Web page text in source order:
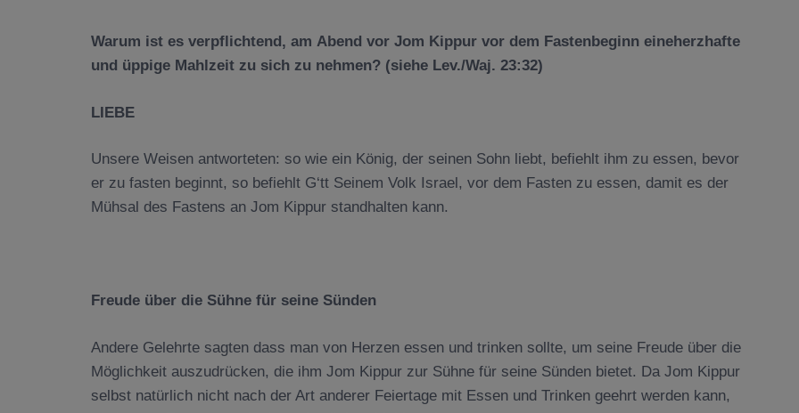
Warum ist es verpflichtend, am Abend vor Jom Kippur vor dem Fastenbeginn eineherzhafte
und üppige Mahlzeit zu sich zu nehmen? (siehe Lev./Waj. 23:32)
LIEBE
Unsere Weisen antworteten: so wie ein König, der seinen Sohn liebt, befiehlt ihm zu essen, bevor
er zu fasten beginnt, so befiehlt G‘tt Seinem Volk Israel, vor dem Fasten zu essen, damit es der
Mühsal des Fastens an Jom Kippur standhalten kann.
Freude über die Sühne für seine Sünden
Andere Gelehrte sagten dass man von Herzen essen und trinken sollte, um seine Freude über die
Möglichkeit auszudrücken, die ihm Jom Kippur zur Sühne für seine Sünden bietet. Da Jom Kippur
selbst natürlich nicht nach der Art anderer Feiertage mit Essen und Trinken geehrt werden kann,